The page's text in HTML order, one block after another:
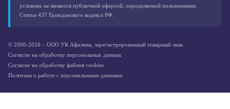
условиях не является публичной офертой, определяемой положениями
Статьи 437 Гражданского кодекса РФ.
© 2000-2026 – ООО УК Афалина, зарегистрированный товарный знак
Согласие на обработку персональных данных
Согласие на обработку файлов cookies
Политика о работе с персональными данными